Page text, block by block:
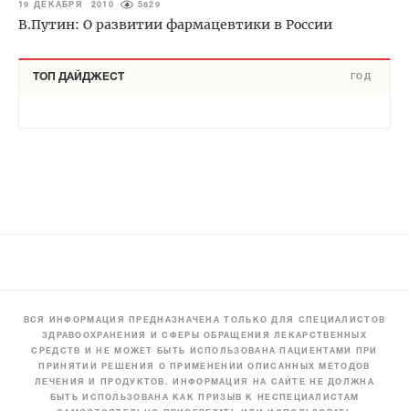
19 ДЕКАБРЯ 2010 5829
В.Путин: О развитии фармацевтики в России
ТОП ДАЙДЖЕСТ ГОД
ВСЯ ИНФОРМАЦИЯ ПРЕДНАЗНАЧЕНА ТОЛЬКО ДЛЯ СПЕЦИАЛИСТОВ
ЗДРАВООХРАНЕНИЯ И СФЕРЫ ОБРАЩЕНИЯ ЛЕКАРСТВЕННЫХ
СРЕДСТВ И НЕ МОЖЕТ БЫТЬ ИСПОЛЬЗОВАНА ПАЦИЕНТАМИ ПРИ
ПРИНЯТИИ РЕШЕНИЯ О ПРИМЕНЕНИИ ОПИСАННЫХ МЕТОДОВ
ЛЕЧЕНИЯ И ПРОДУКТОВ. ИНФОРМАЦИЯ НА САЙТЕ НЕ ДОЛЖНА
БЫТЬ ИСПОЛЬЗОВАНА КАК ПРИЗЫВ К НЕСПЕЦИАЛИСТАМ